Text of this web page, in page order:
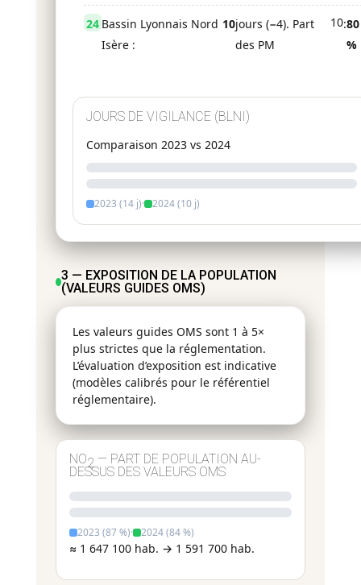
24 Bassin Lyonnais Nord
Isère :
10jours (−4). Part
des PM
10:80
%
JOURS DE VIGILANCE (BLNI)
Comparaison 2023 vs 2024
2023 (14 j)· 2024 (10 j)
3 — EXPOSITION DE LA POPULATION
(VALEURS GUIDES OMS)
Les valeurs guides OMS sont 1 à 5×
plus strictes que la réglementation.
L’évaluation d’exposition est indicative
(modèles calibrés pour le référentiel
réglementaire).
NO2 — PART DE POPULATION AU-
DESSUS DES VALEURS OMS
2023 (87 %)· 2024 (84 %)
≈ 1 647 100 hab. → 1 591 700 hab.